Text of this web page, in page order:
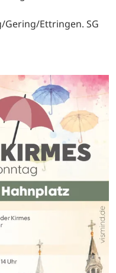
Ettringen. SG